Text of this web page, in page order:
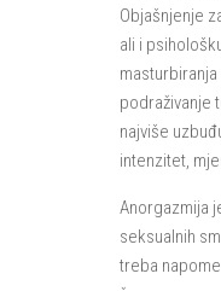
Objašnjenje
ali i
podraživanje
najviše
intenzitet,
Anorgazmija
seksualnih
treba